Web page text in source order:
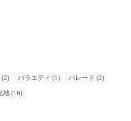
(2) バラエティ (1)
パレード (2)
地 (16)